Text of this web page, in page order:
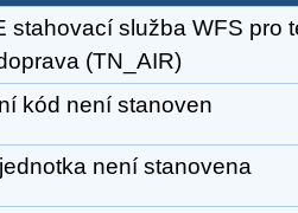
stahovací služba WFS pro
(TN_AIR)
kód není stanoven
není stanovena